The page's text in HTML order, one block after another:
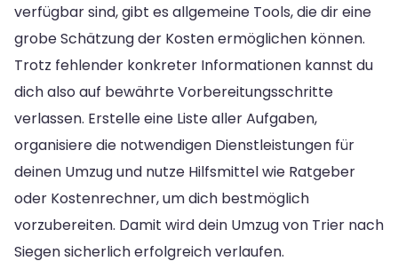
verfügbar sind, gibt es allgemeine Tools, die dir eine
grobe Schätzung der Kosten ermöglichen können.
Trotz fehlender konkreter Informationen kannst du
dich also auf bewährte Vorbereitungsschritte
verlassen. Erstelle eine Liste aller Aufgaben,
organisiere die notwendigen Dienstleistungen für
deinen Umzug und nutze Hilfsmittel wie Ratgeber
oder Kostenrechner, um dich bestmöglich
vorzubereiten. Damit wird dein Umzug von Trier nach
Siegen sicherlich erfolgreich verlaufen.